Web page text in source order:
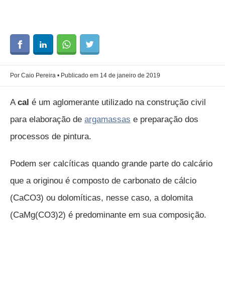
Por Caio Pereira • Publicado em 14 de janeiro de 2019
Acal é um aglomerante utilizado na construção civil
para elaboração de argamassas e preparação dos
processos de pintura.
Podem ser calcíticas quando grande parte do calcário
que a originou é composto de carbonato de cálcio
(CaCO3) ou dolomíticas, nesse caso, a dolomita
(CaMg(CO3)2) é predominante em sua composição.